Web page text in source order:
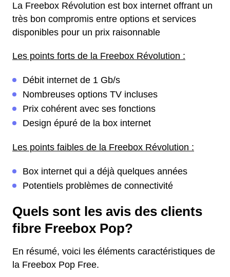
La Freebox Révolution est box internet offrant un
très bon compromis entre options et services
disponibles pour un prix raisonnable
Les points forts de la Freebox Révolution :
Débit internet de 1 Gb/s
Nombreuses options TV incluses
Prix cohérent avec ses fonctions
Design épuré de la box internet
Les points faibles de la Freebox Révolution :
Box internet qui a déjà quelques années
Potentiels problèmes de connectivité
Quels sont les avis des clients
fibre Freebox Pop?
En résumé, voici les éléments caractéristiques de
la Freebox Pop Free.